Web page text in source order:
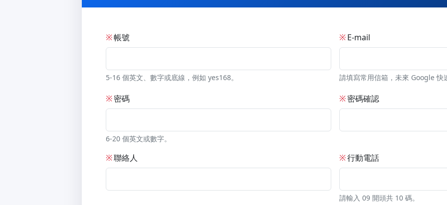
※帳號
5-16 個英文、數字或底線，例如 yes168。
※E-mail
請填寫常用信箱，未來 Google
※密碼
6-20 個英文或數字。
※密碼確認
※聯絡人 ※行動電話
請輸入 09 開頭共 10 碼。